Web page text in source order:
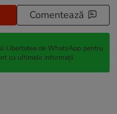
Comentează
Libertatea de WhatsApp pentru
cu ultimele informații